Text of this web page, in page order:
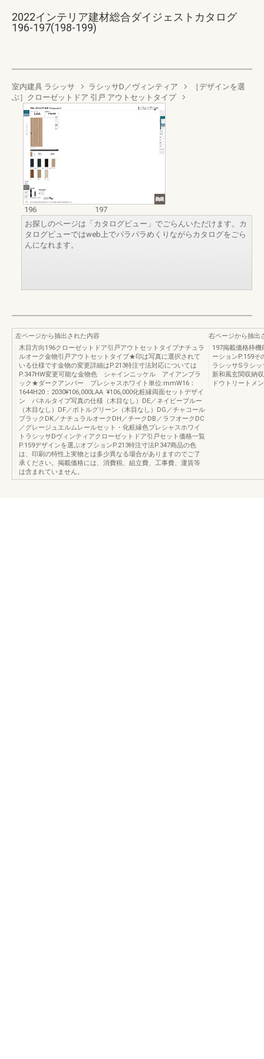
2022インテリア建材総合ダイジェストカタログ
196-197(198-199)
室内建具 ラシッサ ラシッサD／ヴィンティア
［デザインを選
ぶ］クローゼットドア 引戸 アウトセットタイプ
196
197
お探しのページは「カタログビュー」でごらんいただけます。カ
タログビューではweb上でパラパラめくりながらカタログをごら
んになれます。
左ページから抽出された内容
木目方向196クローゼットドア引戸アウトセットタイプナチュラ
ルオーク金物引戸アウトセットタイプ★印は写真に選択されて
いる仕様です金物の変更詳細はP.213特注寸法対応については
P.347HW変更可能な金物色 シャインニッケル アイアンブラ
ック★ダークアンバー プレシャスホワイト単位:mmW16：
1644H20：2030¥106,000LAA ¥106,000化粧縁両面セットデザイ
ン パネルタイプ写真の仕様（木目なし）DE／ネイビーブルー
（木目なし）DF／ボトルグリーン（木目なし）DG／チャコール
ブラックDK／ナチュラルオークDH／チークDB／ラフオークDC
／グレージュエルムレールセット・化粧縁色プレシャスホワイ
トラシッサDヴィンティアクローゼットドア引戸セット価格一覧
P.159デザインを選ぶオプションP.213特注寸法P.347商品の色
は、印刷の特性上実物とは多少異なる場合がありますのでご了
承ください。掲載価格には、消費税、組立費、工事費、運賃等
は含まれていません。
右ページから抽出
197掲載価格枠
ーションP.159そ
ラシッサSラシ
新和風玄関収納
ドウトリートメ